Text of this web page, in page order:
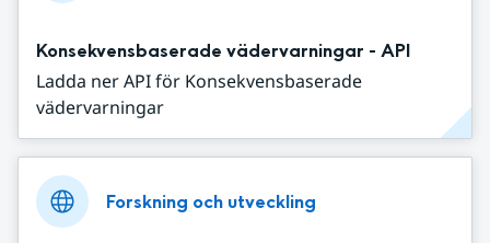
Konsekvensbaserade vädervarningar - API
Ladda ner API för Konsekvensbaserade
vädervarningar
Forskning och utveckling